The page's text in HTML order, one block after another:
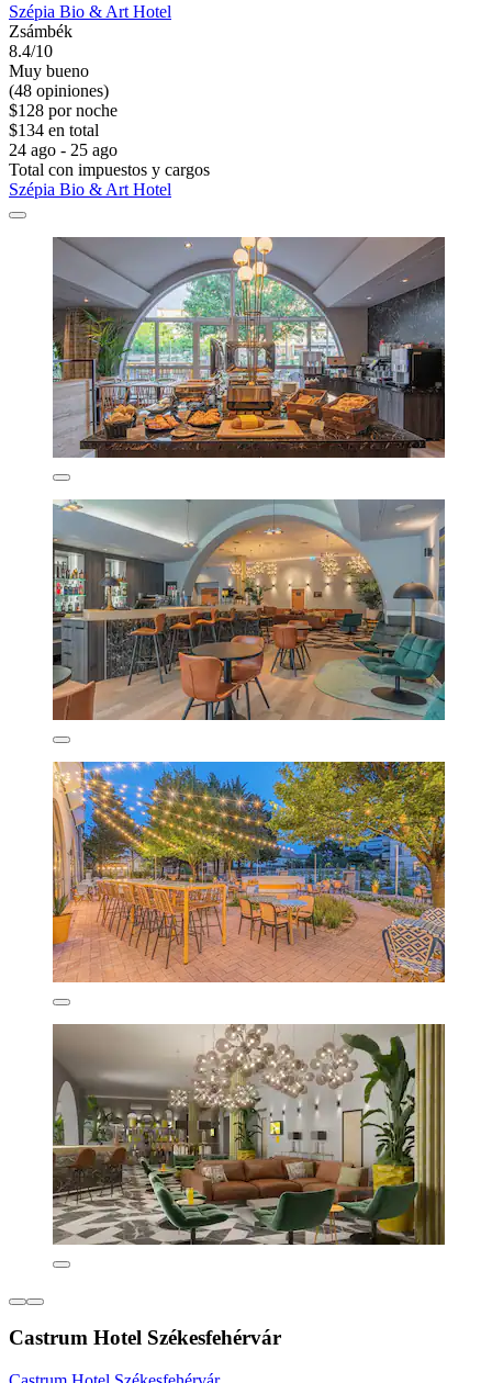
Szépia Bio & Art Hotel
Zsámbék
8.4/10
Muy bueno
(48 opiniones)
$128 por noche
$134 en total
24 ago - 25 ago
Total con impuestos y cargos
Szépia Bio & Art Hotel
Castrum Hotel Székesfehérvár